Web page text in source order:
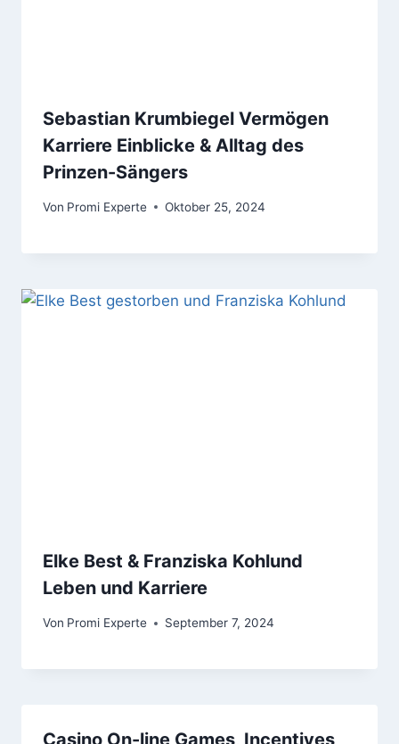
Sebastian Krumbiegel Vermögen
Karriere Einblicke & Alltag des
Prinzen-Sängers
Von Promi Experte Oktober 25, 2024
Elke Best & Franziska Kohlund
Leben und Karriere
Von Promi Experte September 7, 2024
Casino On-line Games, Incentives